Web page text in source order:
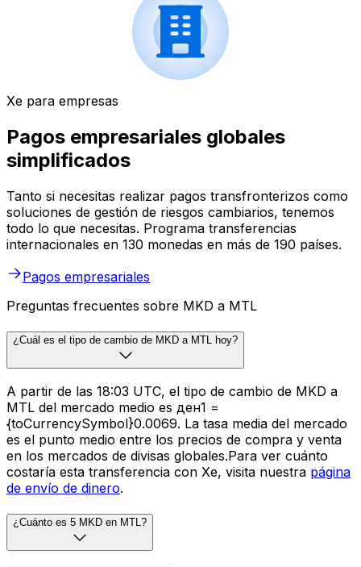
Xe para empresas
Pagos empresariales globales
simplificados
Tanto si necesitas realizar pagos transfronterizos como
soluciones de gestión de riesgos cambiarios, tenemos
todo lo que necesitas. Programa transferencias
internacionales en 130 monedas en más de 190 países.
Pagos empresariales
Preguntas frecuentes sobre MKD a MTL
¿Cuál es el tipo de cambio de MKD a MTL hoy?
A partir de las 18:03 UTC, el tipo de cambio de MKD a
MTL del mercado medio es ден1 =
{toCurrencySymbol}0.0069. La tasa media del mercado
es el punto medio entre los precios de compra y venta
en los mercados de divisas globales.Para ver cuánto
costaría esta transferencia con Xe, visita nuestra página
de envío de dinero.
¿Cuánto es 5 MKD en MTL?